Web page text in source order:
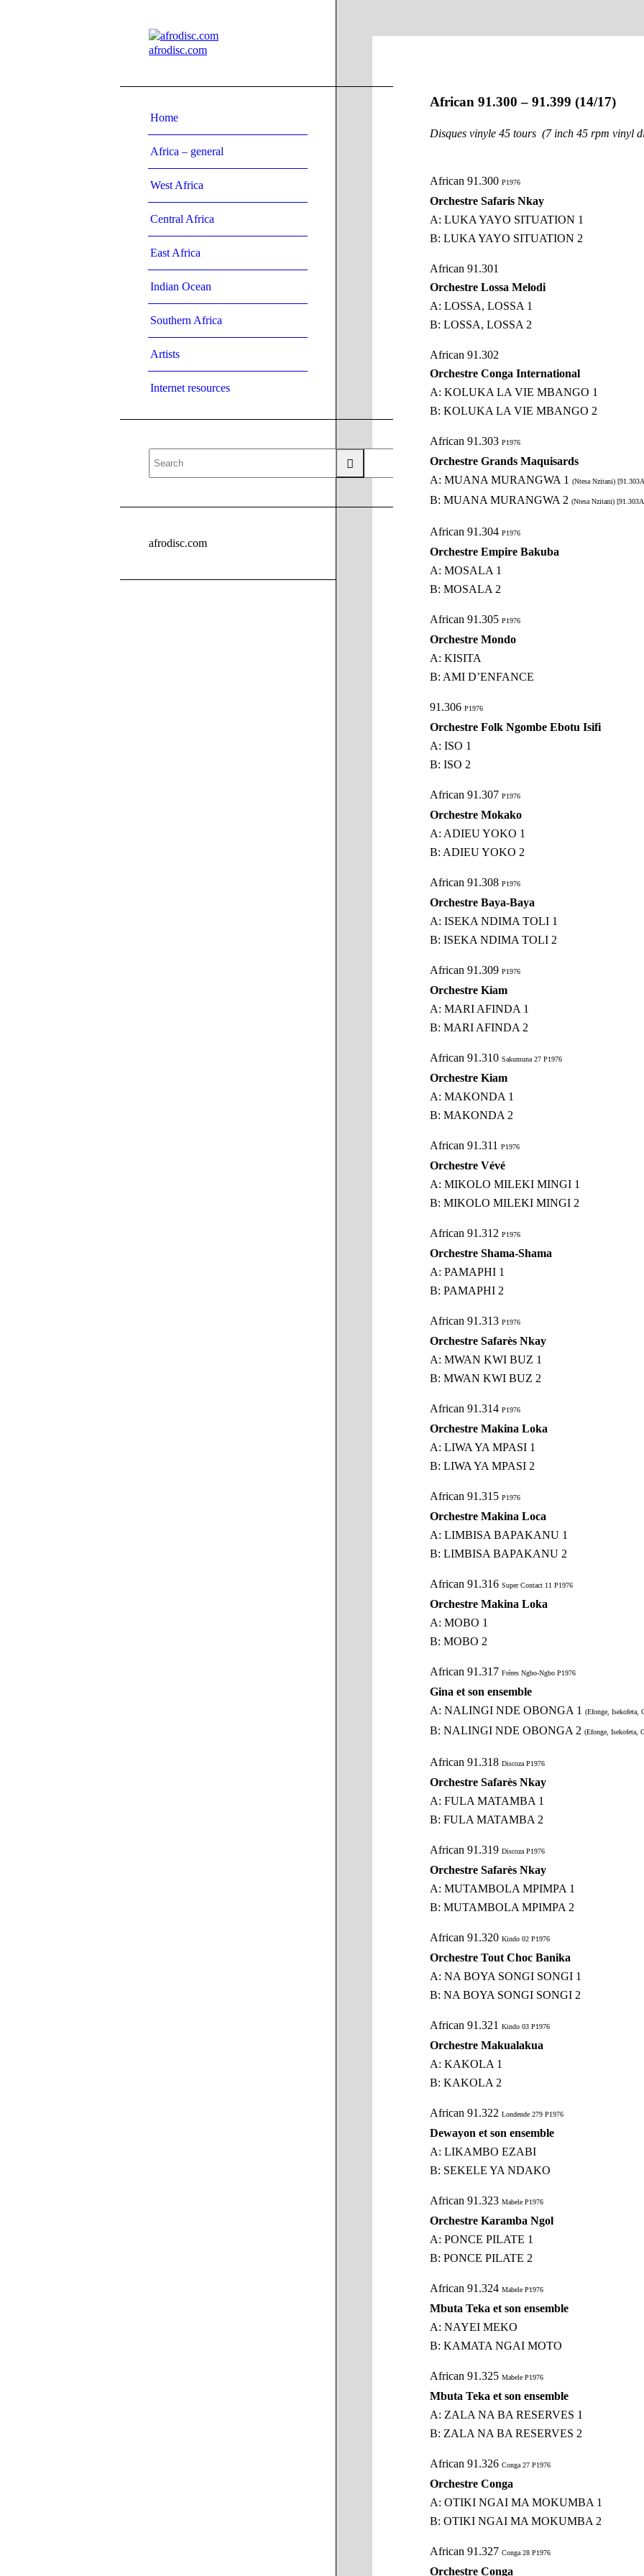
afrodisc.com
Home
Africa – general
West Africa
Central Africa
East Africa
Indian Ocean
Southern Africa
Artists
Internet resources
afrodisc.com
African 91.300 – 91.399 (14/17)
Disques vinyle 45 tours (7 inch 45 rpm vinyl
African 91.300 P1976
Orchestre Safaris Nkay
A: LUKA YAYO SITUATION 1
B: LUKA YAYO SITUATION 2
African 91.301
Orchestre Lossa Melodi
A: LOSSA, LOSSA 1
B: LOSSA, LOSSA 2
African 91.302
Orchestre Conga International
A: KOLUKA LA VIE MBANGO 1
B: KOLUKA LA VIE MBANGO 2
African 91.303 P1976
Orchestre Grands Maquisards
A: MUANA MURANGWA 1 (Ntesa Nzitani)
B: MUANA MURANGWA 2 (Ntesa Nzitani)
African 91.304 P1976
Orchestre Empire Bakuba
A: MOSALA 1
B: MOSALA 2
African 91.305 P1976
Orchestre Mondo
A: KISITA
B: AMI D’ENFANCE
91.306 P1976
Orchestre Folk Ngombe Ebotu Isifi
A: ISO 1
B: ISO 2
African 91.307 P1976
Orchestre Mokako
A: ADIEU YOKO 1
B: ADIEU YOKO 2
African 91.308 P1976
Orchestre Baya-Baya
A: ISEKA NDIMA TOLI 1
B: ISEKA NDIMA TOLI 2
African 91.309 P1976
Orchestre Kiam
A: MARI AFINDA 1
B: MARI AFINDA 2
African 91.310 Sakumuna 27 P1976
Orchestre Kiam
A: MAKONDA 1
B: MAKONDA 2
African 91.311 P1976
Orchestre Vévé
A: MIKOLO MILEKI MINGI 1
B: MIKOLO MILEKI MINGI 2
African 91.312 P1976
Orchestre Shama-Shama
A: PAMAPHI 1
B: PAMAPHI 2
African 91.313 P1976
Orchestre Safarès Nkay
A: MWAN KWI BUZ 1
B: MWAN KWI BUZ 2
African 91.314 P1976
Orchestre Makina Loka
A: LIWA YA MPASI 1
B: LIWA YA MPASI 2
African 91.315 P1976
Orchestre Makina Loca
A: LIMBISA BAPAKANU 1
B: LIMBISA BAPAKANU 2
African 91.316 Super Contact 11 P1976
Orchestre Makina Loka
A: MOBO 1
B: MOBO 2
African 91.317 Frères Ngbo-Ngbo P1976
Gina et son ensemble
A: NALINGI NDE OBONGA 1 (Efonge, Isekofeta,
B: NALINGI NDE OBONGA 2 (Efonge, Isekofeta,
African 91.318 Discoza P1976
Orchestre Safarès Nkay
A: FULA MATAMBA 1
B: FULA MATAMBA 2
African 91.319 Discoza P1976
Orchestre Safarès Nkay
A: MUTAMBOLA MPIMPA 1
B: MUTAMBOLA MPIMPA 2
African 91.320 Kindo 02 P1976
Orchestre Tout Choc Banika
A: NA BOYA SONGI SONGI 1
B: NA BOYA SONGI SONGI 2
African 91.321 Kindo 03 P1976
Orchestre Makualakua
A: KAKOLA 1
B: KAKOLA 2
African 91.322 Londende 279 P1976
Dewayon et son ensemble
A: LIKAMBO EZABI
B: SEKELE YA NDAKO
African 91.323 Mabele P1976
Orchestre Karamba Ngol
A: PONCE PILATE 1
B: PONCE PILATE 2
African 91.324 Mabele P1976
Mbuta Teka et son ensemble
A: NAYEI MEKO
B: KAMATA NGAI MOTO
African 91.325 Mabele P1976
Mbuta Teka et son ensemble
A: ZALA NA BA RESERVES 1
B: ZALA NA BA RESERVES 2
African 91.326 Conga 27 P1976
Orchestre Conga
A: OTIKI NGAI MA MOKUMBA 1
B: OTIKI NGAI MA MOKUMBA 2
African 91.327 Conga 28 P1976
Orchestre Conga